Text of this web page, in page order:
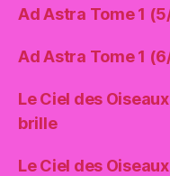
Ad Astra Tome 1
Ad Astra Tome 1
Le Ciel des
brille
Le Ciel des